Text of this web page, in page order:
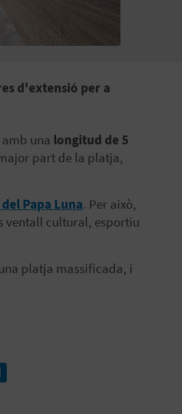
d'extensió per a
una longitud de 5
part de la platja,
Papa Luna. Per això,
ventall cultural, esportiu
platja massificada, i